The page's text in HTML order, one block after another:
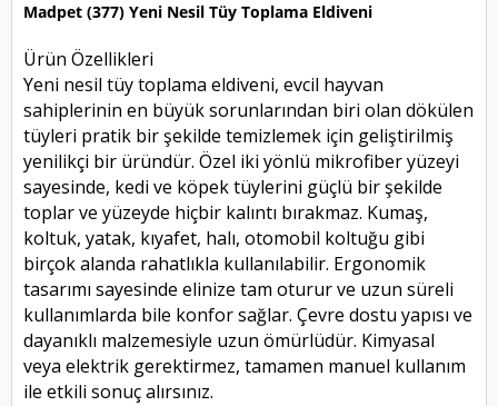
Madpet (377) Yeni Nesil Tüy Toplama Eldiveni
Ürün Özellikleri
Yeni nesil tüy toplama eldiveni, evcil hayvan
sahiplerinin en büyük sorunlarından biri olan dökülen
tüyleri pratik bir şekilde temizlemek için geliştirilmiş
yenilikçi bir üründür. Özel iki yönlü mikrofiber yüzeyi
sayesinde, kedi ve köpek tüylerini güçlü bir şekilde
toplar ve yüzeyde hiçbir kalıntı bırakmaz. Kumaş,
koltuk, yatak, kıyafet, halı, otomobil koltuğu gibi
birçok alanda rahatlıkla kullanılabilir. Ergonomik
tasarımı sayesinde elinize tam oturur ve uzun süreli
kullanımlarda bile konfor sağlar. Çevre dostu yapısı ve
dayanıklı malzemesiyle uzun ömürlüdür. Kimyasal
veya elektrik gerektirmez, tamamen manuel kullanım
ile etkili sonuç alırsınız.